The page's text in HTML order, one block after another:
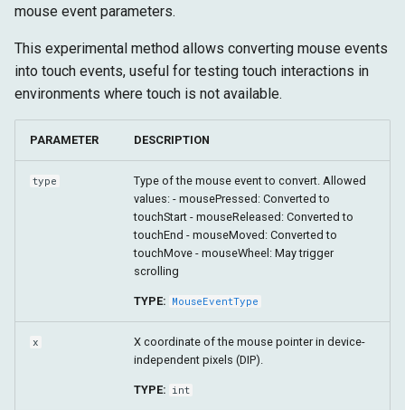
mouse event parameters.
This experimental method allows converting mouse events
into touch events, useful for testing touch interactions in
environments where touch is not available.
PARAMETER DESCRIPTION
type
Type of the mouse event to convert. Allowed
values: - mousePressed: Converted to
touchStart - mouseReleased: Converted to
touchEnd - mouseMoved: Converted to
touchMove - mouseWheel: May trigger
scrolling
TYPE: MouseEventType
x
X coordinate of the mouse pointer in device-
independent pixels (DIP).
TYPE: int